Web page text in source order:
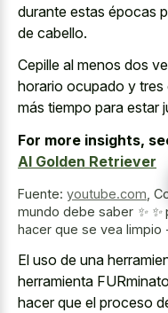
durante estas épocas
de cabello.
Cepille al menos dos
horario ocupado y tres
más tiempo para estar
For more insights,
Al Golden Retriever
Fuente: youtube.com
mundo debe saber ✨
hacer que se vea limpio
El uso de una
herramienta
hacer que el proceso